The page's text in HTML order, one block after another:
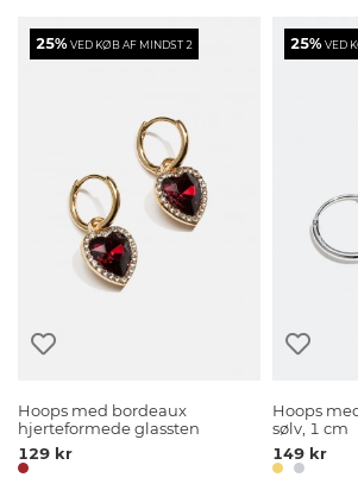
25%VED KØB AF MINDST 2
Hoops med bordeaux
hjerteformede glassten
129 kr
25%VED
Hoops
sølv, 1 cm
149 kr